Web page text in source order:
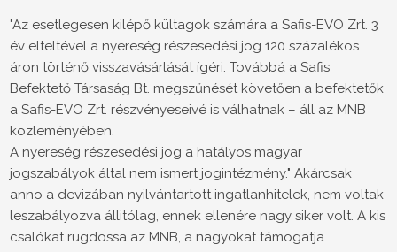
"Az esetlegesen kilépő kültagok számára a Safis-EVO Zrt. 3
év elteltével a nyereség részesedési jog 120 százalékos
áron történő visszavásárlását ígéri. Továbbá a Safis
Befektető Társaság Bt. megszűnését követően a befektetők
a Safis-EVO Zrt. részvényeseivé is válhatnak – áll az MNB
közleményében.
A nyereség részesedési jog a hatályos magyar
jogszabályok által nem ismert jogintézmény." Akárcsak
anno a devizában nyilvántartott ingatlanhitelek, nem voltak
leszabályozva állitólag, ennek ellenére nagy siker volt. A kis
csalókat rugdossa az MNB, a nagyokat támogatja....